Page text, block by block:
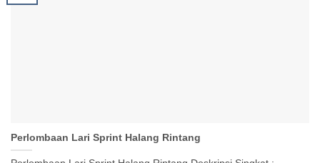
Perlombaan Lari Sprint Halang Rintang